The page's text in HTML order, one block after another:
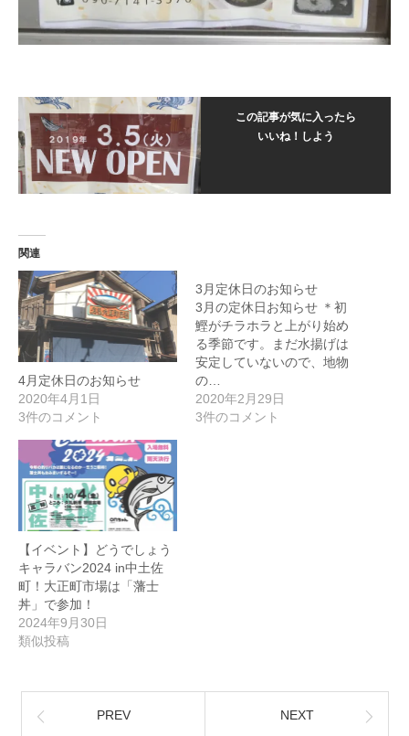
この記事が気に入ったら
いいね！しよう
関連
4月定休日のお知らせ
2020年4月1日
3件のコメント
3月定休日のお知らせ
3月の定休日お知らせ ＊初
鰹がチラホラと上がり始め
る季節です。まだ水揚げは
安定していないので、地物
の…
2020年2月29日
3件のコメント
【イベント】どうでしょう
キャラバン2024 in中土佐
町！大正町市場は「藩士
丼」で参加！
2024年9月30日
類似投稿
PREV NEXT